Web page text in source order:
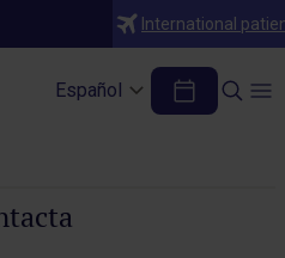
International
Español
HM Rosaleda
conformado por tres edificios se
del ensanche compostelano.